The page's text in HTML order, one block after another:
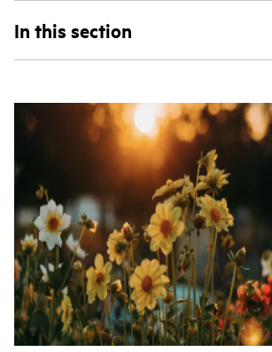
In this section